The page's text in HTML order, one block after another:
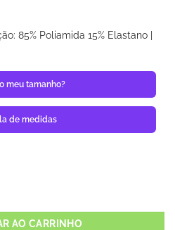
85% Poliamida 15% Elastano |
meu tamanho?
de medidas
AO CARRINHO